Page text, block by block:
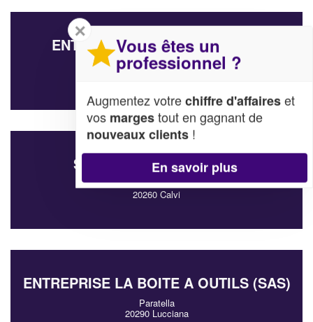
ENTREPRISE PROBASE (SARL)
Rogliano
SOCIÉTÉ FETIS JEROME
Residence Le Domaine De Maria Stella
20260 Calvi
ENTREPRISE LA BOITE A OUTILS (SAS)
Paratella
20290 Lucciana
✕
Vous êtes un
professionnel ?
Augmentez votrechiffre d'affaireset
vos margestout en gagnant de
nouveaux clients !
En savoir plus